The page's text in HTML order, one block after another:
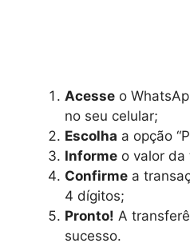
Acesse o
no seu celular;
Escolha a opção
Informe o valor da
Confirme a
4 dígitos;
Pronto! A
sucesso.